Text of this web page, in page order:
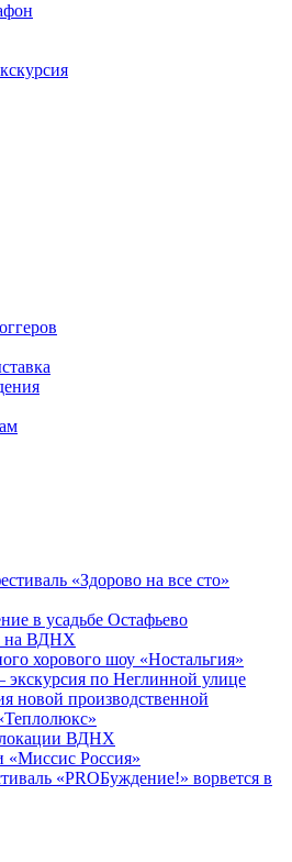
«Здорово на все сто»
в усадьбе Остафьево
на ВДНХ
хорового шоу «Ностальгия»
экскурсия по Неглинной улице
новой производственной
локации ВДНХ
Россия»
«PROБуждение!» ворвется в